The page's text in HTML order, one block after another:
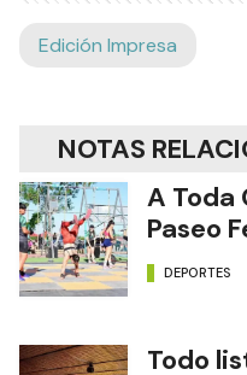
Edición Impresa
NOTAS
A Toda
Paseo
DEPORTES
Todo